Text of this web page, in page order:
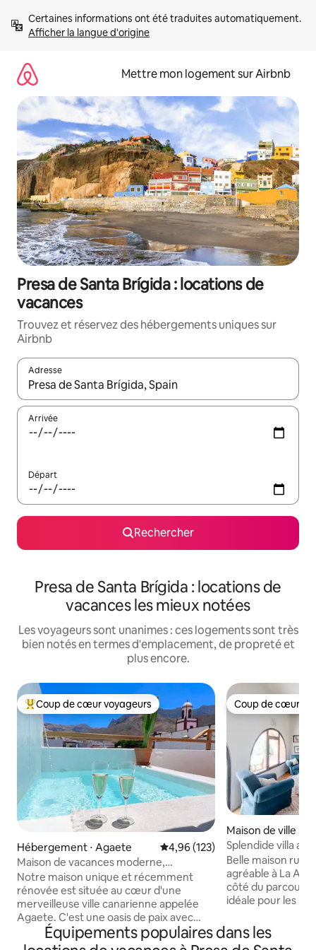
directement
Afficher la langue d'origine
Mettre mon logement sur Airbnb
Presa de Santa Brígida : locations de
vacances
Trouvez et réservez des hébergements uniques sur
Airbnb
Adresse
Lorsque les résultats s'affichent, utilisez les flèches vers le
Arrivée
Départ
Rechercher
Presa de Santa Brígida : locations de
vacances les mieux notées
Les voyageurs sont unanimes : ces logements sont très
bien notés en termes d'emplacement, de propreté et
plus encore.
Coups de cœur voyageurs les plus appréciés
Coup de cœur voyageurs
Hébergement ⋅ Agaete Évaluation moyenne sur la
4,96 (123)
Maison de vacances moderne,
spacieuse et écologique
Notre maison unique et récemment
rénovée est située au cœur d'une
merveilleuse ville canarienne appelée
Agaete. C'est une oasis de paix avec
beaucoup de lumière, d'espace, de
plantes locales et une belle énergie. Elle
Coup de cœur
Coup de cœur
Maison de ville ⋅
a
Splendide villa
Roquete B
Belle maison
agréable à La
côté du parcours
idéale pour les
famille, entre
avez également
Équipements populaires dans les